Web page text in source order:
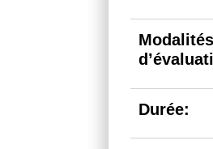
Modalités
Durée: